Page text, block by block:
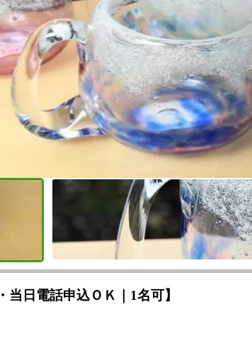
日電話申込ＯＫ｜1名可】